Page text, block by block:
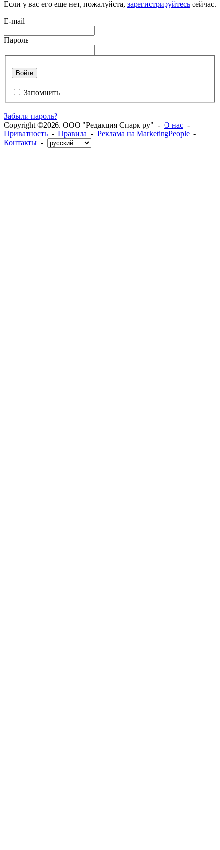
Если у вас его еще нет, пожалуйста, зарегистрируйтесь сейчас.
E-mail
Пароль
Войти
Запомнить
Забыли пароль?
Copyright ©2026. ООО "Редакция Спарк ру" - О нас -
Приватность - Правила - Реклама на MarketingPeople -
Контакты -